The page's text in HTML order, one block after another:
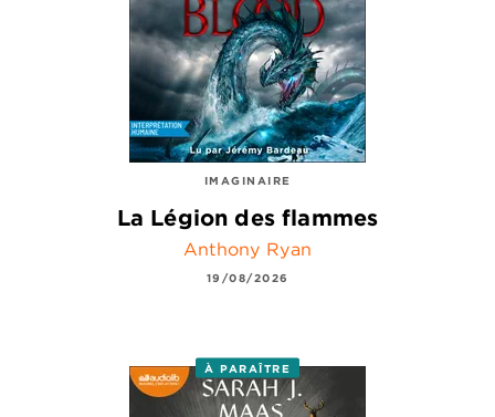
IMAGINAIRE
La Légion des flammes
Anthony Ryan
19/08/2026
À PARAÎTRE